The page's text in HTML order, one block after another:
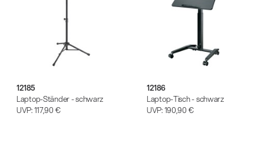
geschrieben wird: Mikrofonieren am
Spielfeldrand
Produkte
12185
Laptop-Ständer - schwarz
UVP:117,90 €
12186
Laptop-Tisch - schwarz
UVP:190,90 €